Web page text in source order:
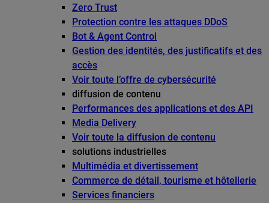
Zero Trust
Protection contre les attaques DDoS
Bot & Agent Control
Gestion des identités, des justificatifs et des
accès
Voir toute l’offre de cybersécurité
diffusion de contenu
Performances des applications et des API
Media Delivery
Voir toute la diffusion de contenu
solutions industrielles
Multimédia et divertissement
Commerce de détail, tourisme et hôtellerie
Services financiers